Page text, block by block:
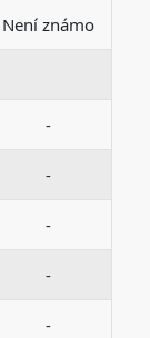
Není známo
-
-
-
-
-